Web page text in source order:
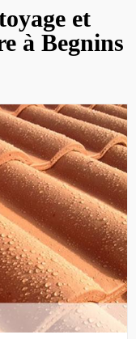
et
à Begnins